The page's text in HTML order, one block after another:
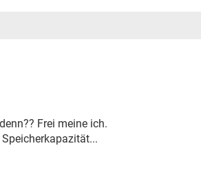
Frei meine ich.